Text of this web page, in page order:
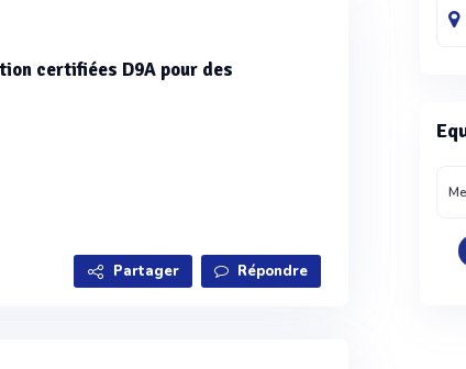
certifiées D9A pour des
Partager Répondre